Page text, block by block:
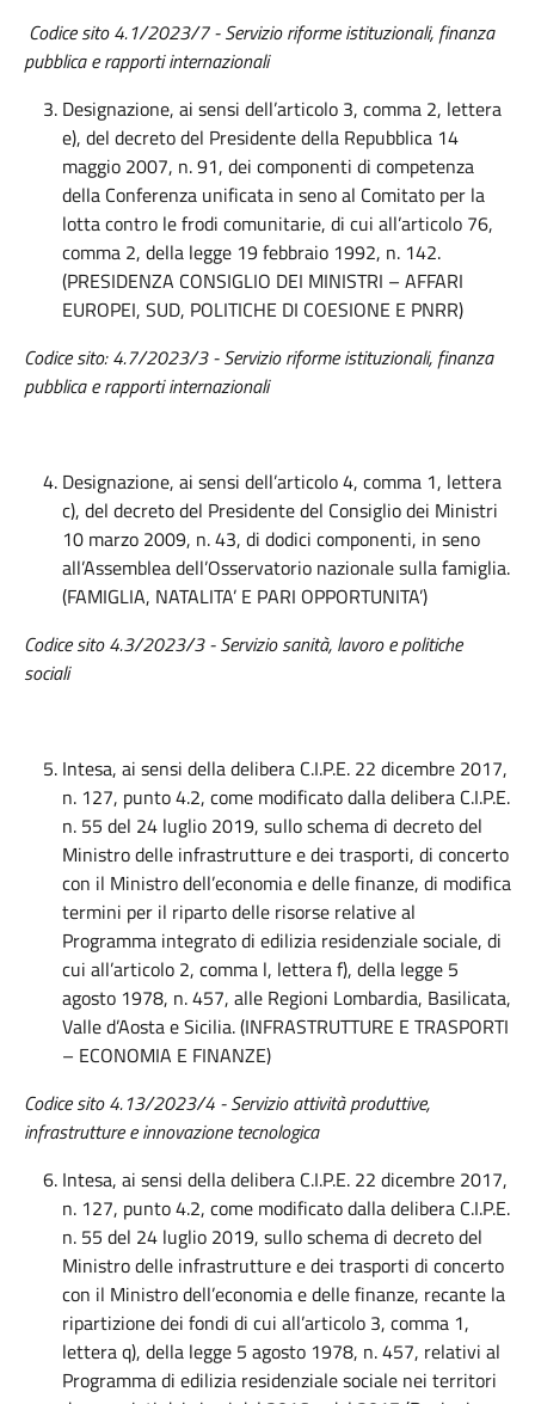
Codice sito 4.1/2023/7 - Servizio riforme istituzionali, finanza
pubblica e rapporti internazionali
Designazione, ai sensi dell’articolo 3, comma 2, lettera
e), del decreto del Presidente della Repubblica 14
maggio 2007, n. 91, dei componenti di competenza
della Conferenza unificata in seno al Comitato per la
lotta contro le frodi comunitarie, di cui all’articolo 76,
comma 2, della legge 19 febbraio 1992, n. 142.
(PRESIDENZA CONSIGLIO DEI MINISTRI – AFFARI
EUROPEI, SUD, POLITICHE DI COESIONE E PNRR)
Codice sito: 4.7/2023/3 - Servizio riforme istituzionali, finanza
pubblica e rapporti internazionali
Designazione, ai sensi dell’articolo 4, comma 1, lettera
c), del decreto del Presidente del Consiglio dei Ministri
10 marzo 2009, n. 43, di dodici componenti, in seno
all’Assemblea dell’Osservatorio nazionale sulla famiglia.
(FAMIGLIA, NATALITA’ E PARI OPPORTUNITA’)
Codice sito 4.3/2023/3 - Servizio sanità, lavoro e politiche
sociali
Intesa, ai sensi della delibera C.I.P.E. 22 dicembre 2017,
n. 127, punto 4.2, come modificato dalla delibera C.I.P.E.
n. 55 del 24 luglio 2019, sullo schema di decreto del
Ministro delle infrastrutture e dei trasporti, di concerto
con il Ministro dell’economia e delle finanze, di modifica
termini per il riparto delle risorse relative al
Programma integrato di edilizia residenziale sociale, di
cui all’articolo 2, comma l, lettera f), della legge 5
agosto 1978, n. 457, alle Regioni Lombardia, Basilicata,
Valle d’Aosta e Sicilia. (INFRASTRUTTURE E TRASPORTI
– ECONOMIA E FINANZE)
Codice sito 4.13/2023/4 - Servizio attività produttive,
infrastrutture e innovazione tecnologica
Intesa, ai sensi della delibera C.I.P.E. 22 dicembre 2017,
n. 127, punto 4.2, come modificato dalla delibera C.I.P.E.
n. 55 del 24 luglio 2019, sullo schema di decreto del
Ministro delle infrastrutture e dei trasporti di concerto
con il Ministro dell’economia e delle finanze, recante la
ripartizione dei fondi di cui all’articolo 3, comma 1,
lettera q), della legge 5 agosto 1978, n. 457, relativi al
Programma di edilizia residenziale sociale nei territori